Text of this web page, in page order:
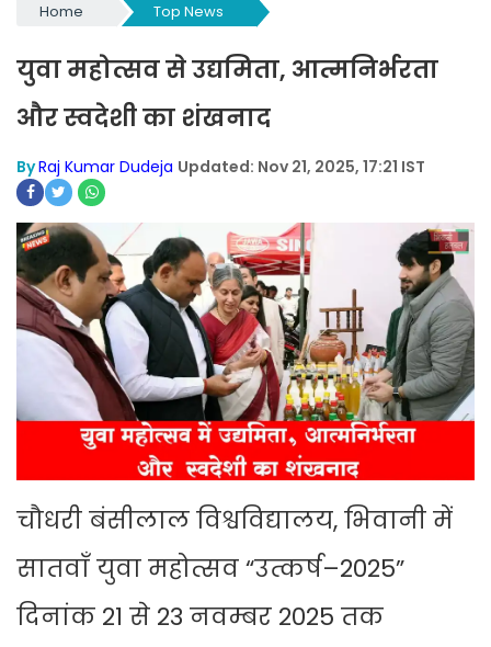
Home Top News
युवा महोत्सव से उद्यमिता, आत्मनिर्भरता
और स्वदेशी का शंखनाद
ByRaj Kumar Dudeja Updated: Nov 21, 2025, 17:21 IST
चौधरी बंसीलाल विश्वविद्यालय, भिवानी में
सातवाँ युवा महोत्सव “उत्कर्ष–2025”
दिनांक 21 से 23 नवम्बर 2025 तक